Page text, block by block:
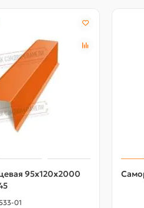
95х120х2000
01